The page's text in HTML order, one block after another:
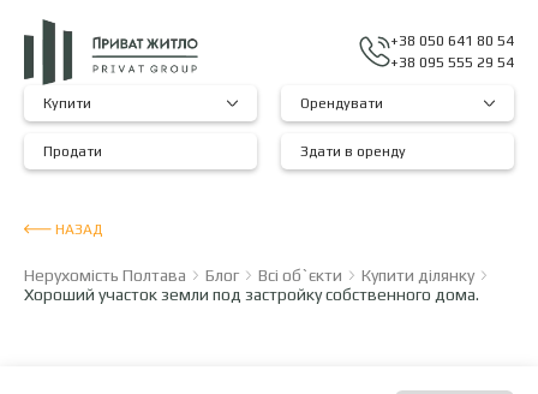
+38 050 641 80 54
+38 095 555 29 54
Купити Орендувати
Продати Здати в оренду
НАЗАД
Нерухомість Полтава Блог Всі об`єкти
Купити ділянку
Хороший участок земли под застройку собственного дома.